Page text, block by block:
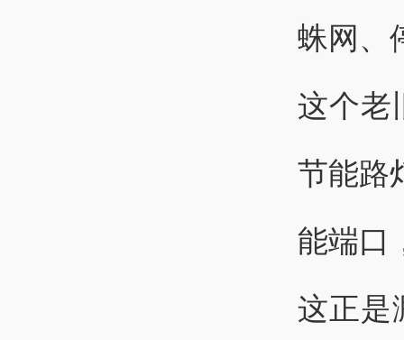
蛛网、
这个老
节能路
能端口
这正是